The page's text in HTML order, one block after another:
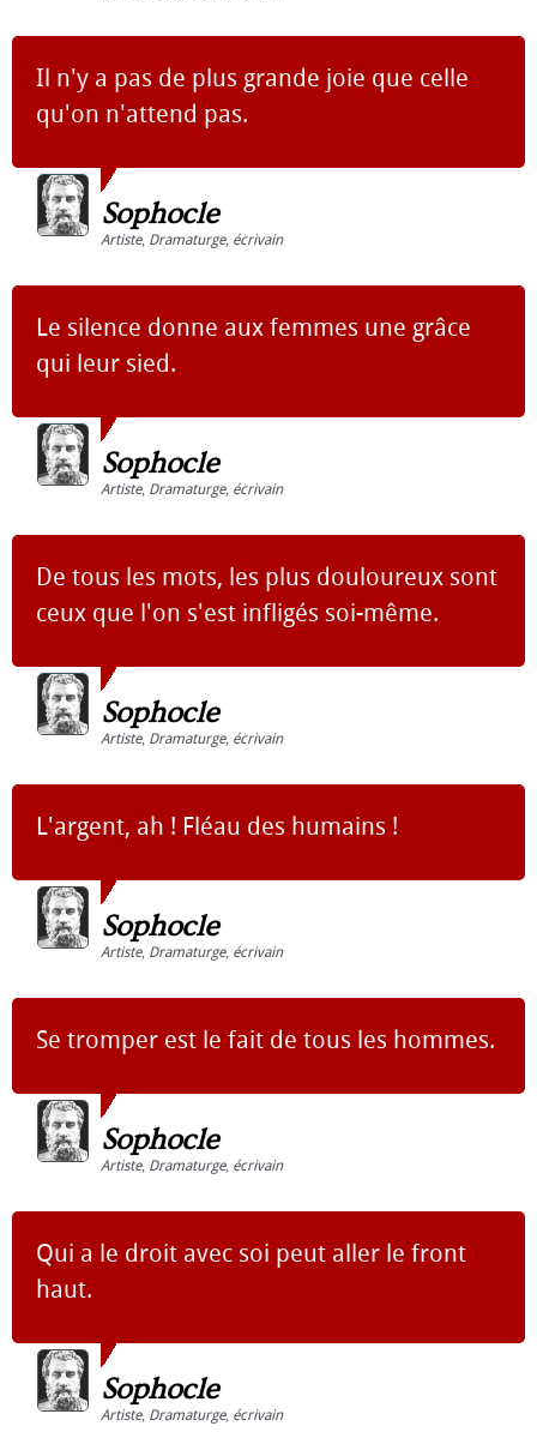
Il n'y a pas de plus grande joie que celle
qu'on n'attend pas.
Sophocle
Artiste, Dramaturge, écrivain
Le silence donne aux femmes une grâce
qui leur sied.
Sophocle
Artiste, Dramaturge, écrivain
De tous les mots, les plus douloureux sont
ceux que l'on s'est infligés soi-même.
Sophocle
Artiste, Dramaturge, écrivain
L'argent, ah ! Fléau des humains !
Sophocle
Artiste, Dramaturge, écrivain
Se tromper est le fait de tous les hommes.
Sophocle
Artiste, Dramaturge, écrivain
Qui a le droit avec soi peut aller le front
haut.
Sophocle
Artiste, Dramaturge, écrivain